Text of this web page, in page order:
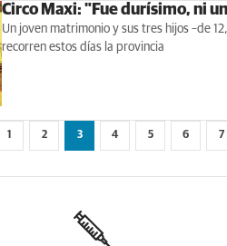
Circo Maxi: "Fue durísimo, ni
Un joven matrimonio y sus tres hijos –de
recorren estos días la provincia
1 2 3 4 5 6 7